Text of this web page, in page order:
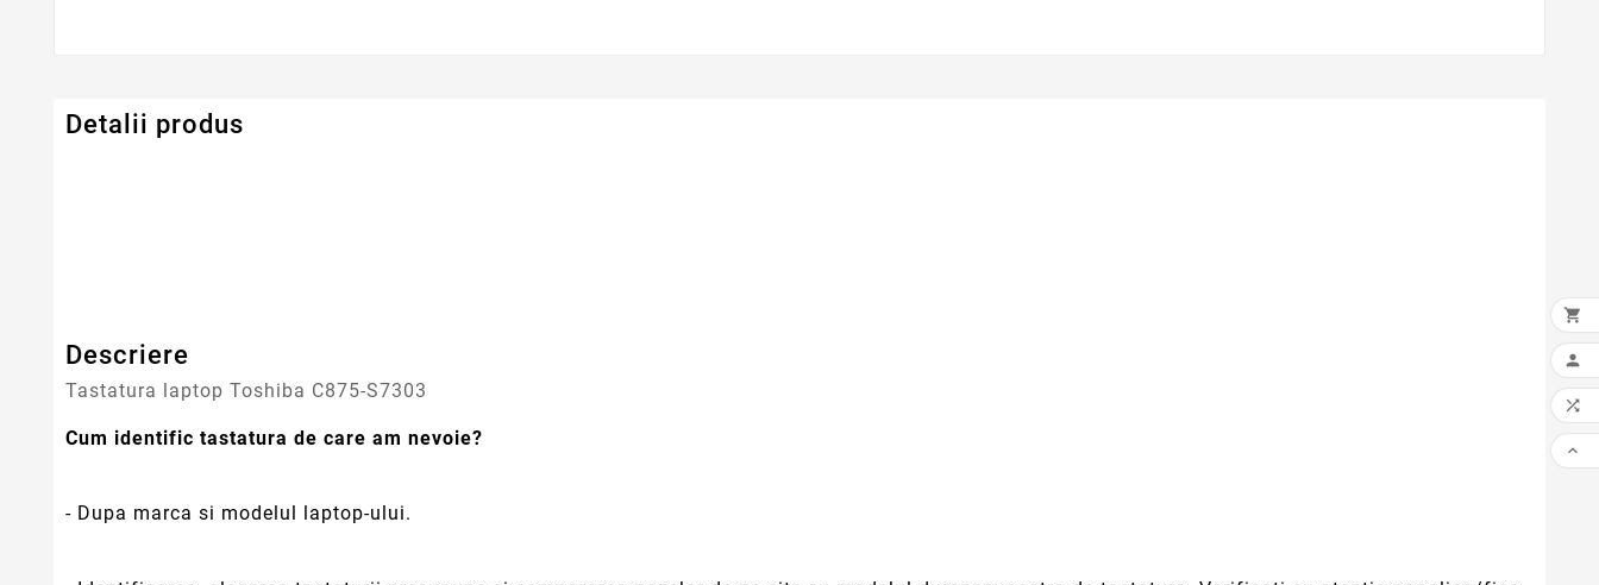
Detalii produs
Descriere
Tastatura laptop Toshiba C875-S7303
Cum identific tastatura de care am nevoie?
- Dupa marca si modelul laptop-ului.



